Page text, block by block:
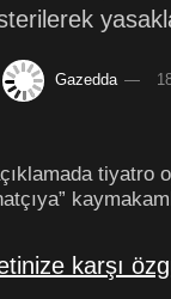
Gazedda
karşı